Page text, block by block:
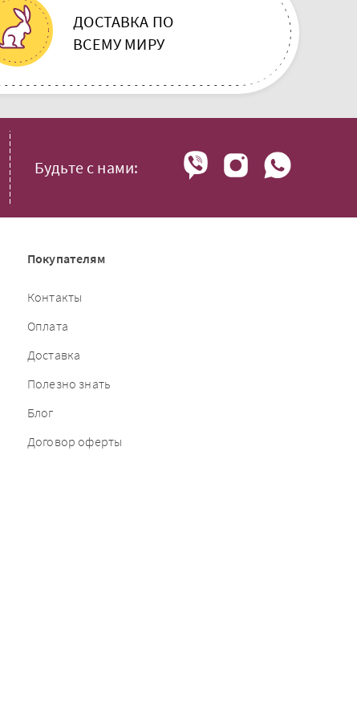
ДОСТАВКА ПО
ВСЕМУ МИРУ
Будьте с нами:
Покупателям
Контакты
Оплата
Доставка
Полезно знать
Блог
Договор оферты